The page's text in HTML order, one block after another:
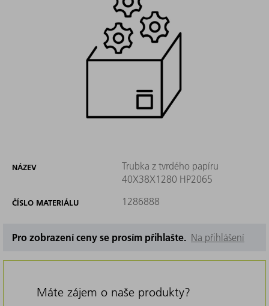
NÁZEV
Trubka z tvrdého papíru
40X38X1280 HP2065
ČÍSLO MATERIÁLU 1286888
Pro zobrazení ceny se prosím přihlašte. Na přihlášení
Máte zájem o naše produkty?